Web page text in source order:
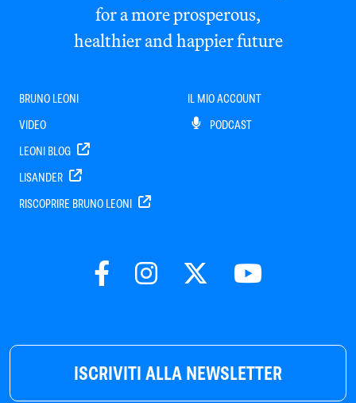
ISCRIVITI ALLA NEWSLETTER
for a more prosperous,
healthier and happier future
BRUNO LEONI
VIDEO
LEONI BLOG
LISANDER
RISCOPRIRE BRUNO LEONI
IL MIO ACCOUNT
PODCAST